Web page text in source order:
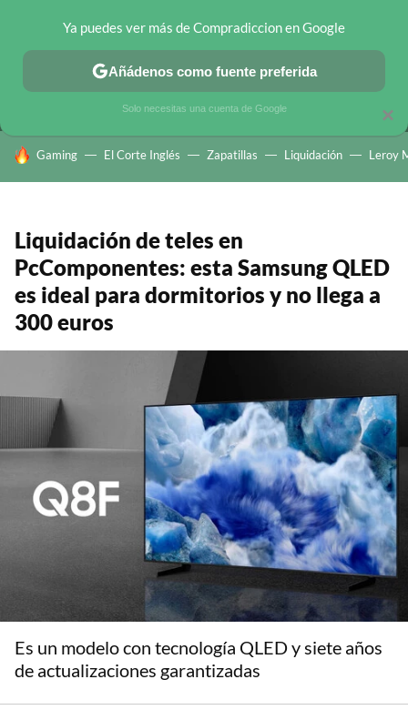
MENÚ NUEVO
CHOLLOS TELEGRAM OFERTAS EN MÓVILES
HOY SE HABLA DE
Gaming El Corte Inglés Zapatillas Liquidación Leroy
Liquidación de teles en
PcComponentes: esta Samsung QLED
es ideal para dormitorios y no llega a
300 euros
Es un modelo con tecnología QLED y siete años
de actualizaciones garantizadas
×
Ya puedes ver más de Compradiccion en Google
Añádenos como fuente preferida
Solo necesitas una cuenta de Google